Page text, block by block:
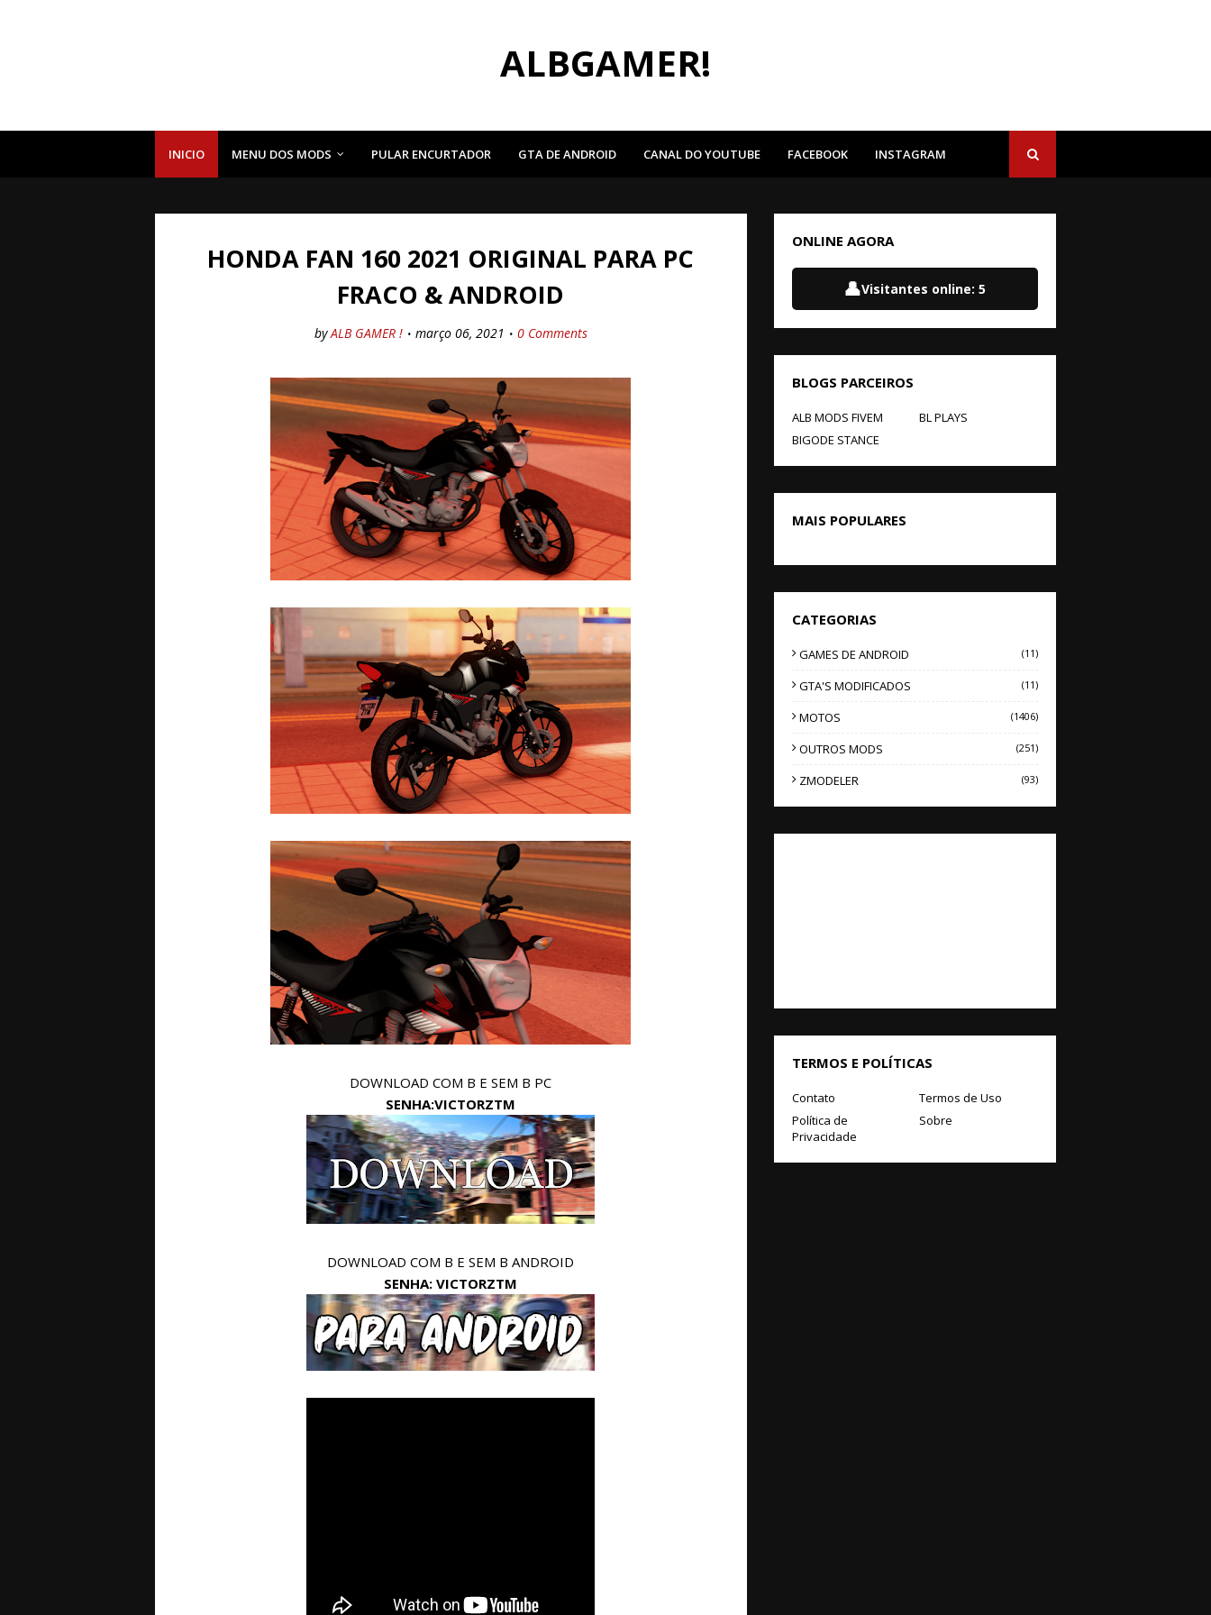
ALBGAMER!
INICIO MENU DOS MODS PULAR ENCURTADOR GTA DE ANDROID CANAL DO YOUTUBE FACEBOOK INSTAGRAM
HONDA FAN 160 2021 ORIGINAL PARA PC
FRACO & ANDROID
by ALB GAMER ! março 06, 2021 0 Comments
DOWNLOAD COM B E SEM B PC
SENHA:VICTORZTM
DOWNLOAD COM B E SEM B ANDROID
SENHA: VICTORZTM
ONLINE AGORA
👤Visitantes online:5
BLOGS PARCEIROS
ALB MODS FIVEM
BL PLAYS
BIGODE STANCE
MAIS POPULARES
CATEGORIAS
GAMES DE ANDROID (11)
GTA'S MODIFICADOS (11)
MOTOS (1406)
OUTROS MODS (251)
ZMODELER (93)
TERMOS E POLÍTICAS
Contato
Termos de Uso
Política de
Privacidade
Sobre